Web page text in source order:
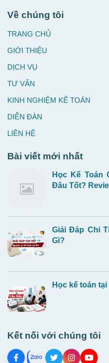
Về chúng tôi
TRANG CHỦ
GIỚI THIỆU
DỊCH VỤ
TƯ VẤN
KINH NGHIỆM KẾ TOÁN
DIỄN ĐÀN
LIÊN HỆ
Bài viết mới nhất
Học Kế Toán
Đâu Tốt?
Giải Đáp Chi
Gì?
Học kế toán
Kết nối với chúng tôi